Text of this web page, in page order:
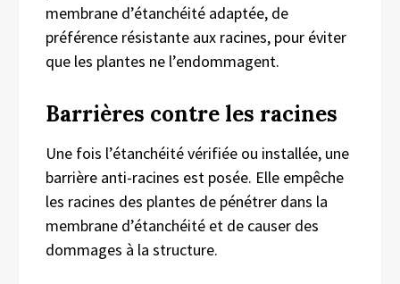
membrane d’étanchéité adaptée, de
préférence résistante aux racines, pour éviter
que les plantes ne l’endommagent.
Barrières contre les racines
Une fois l’étanchéité vérifiée ou installée, une
barrière anti-racines est posée. Elle empêche
les racines des plantes de pénétrer dans la
membrane d’étanchéité et de causer des
dommages à la structure.